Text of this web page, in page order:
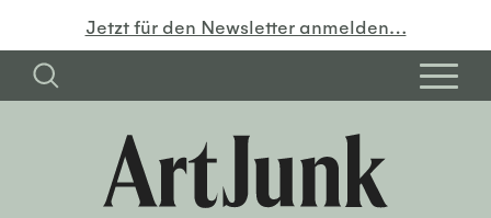
Jetzt für den Newsletter anmelden…